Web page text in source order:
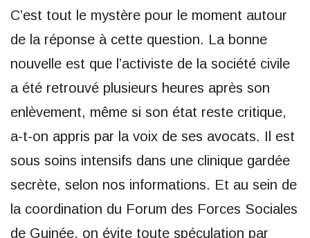
C’est tout le mystère pour le moment autour
de la réponse à cette question. La bonne
nouvelle est que l’activiste de la société civile
a été retrouvé plusieurs heures après son
enlèvement, même si son état reste critique,
a-t-on appris par la voix de ses avocats. Il est
sous soins intensifs dans une clinique gardée
secrète, selon nos informations. Et au sein de
la coordination du Forum des Forces Sociales
de Guinée, on évite toute spéculation par